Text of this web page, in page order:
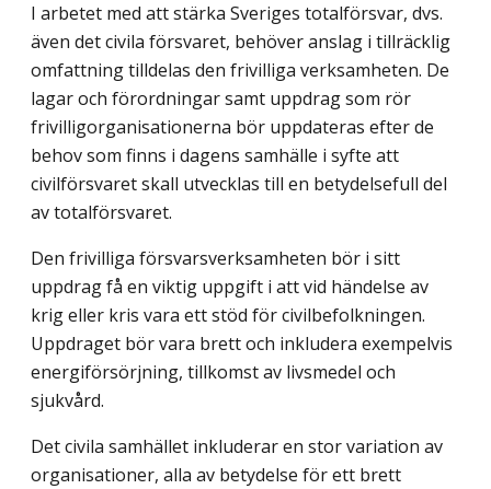
I arbetet med att stärka Sveriges totalförsvar, dvs.
även det civila försvaret, behöver anslag i tillräcklig
omfattning tilldelas den frivilliga verksamheten. De
lagar och förordningar samt uppdrag som rör
frivilligorganisationerna bör uppdateras efter de
behov som finns i dagens samhälle i syfte att
civilförsvaret skall utvecklas till en betydelsefull del
av totalförsvaret.
Den frivilliga försvarsverksamheten bör i sitt
uppdrag få en viktig uppgift i att vid händelse av
krig eller kris vara ett stöd för civilbefolkningen.
Uppdraget bör vara brett och inkludera exempelvis
energiförsörjning, tillkomst av livsmedel och
sjukvård.
Det civila samhället inkluderar en stor variation av
organisationer, alla av betydelse för ett brett